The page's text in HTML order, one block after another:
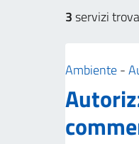
3servizi
Categoria:
Ambiente-